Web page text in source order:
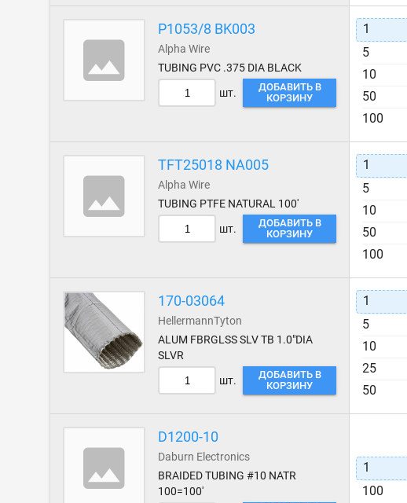
P1053/8 BK003
Alpha Wire
TUBING PVC .375 DIA BLACK
шт.
ДОБАВИТЬ В
КОРЗИНУ
TFT25018 NA005
Alpha Wire
TUBING PTFE NATURAL 100'
шт.
ДОБАВИТЬ В
КОРЗИНУ
170-03064
HellermannTyton
ALUM FBRGLSS SLV TB 1.0"DIA
SLVR
шт.
ДОБАВИТЬ В
КОРЗИНУ
D1200-10
Daburn Electronics
BRAIDED TUBING #10 NATR
100=100'
1
5
10
50
100
1
5
10
50
100
1
5
10
25
50
1
100